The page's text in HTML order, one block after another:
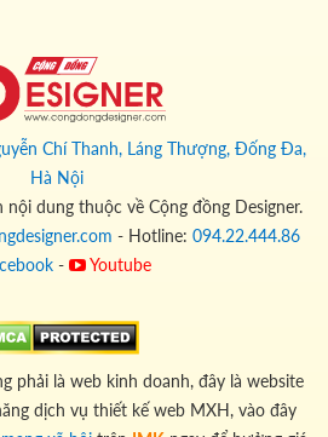
Chí Thanh, Láng Thượng, Đống Đa,
Hà Nội
dung thuộc về Cộng đồng Designer.
- Hotline: 094.22.444.86
- Youtube
phải là web kinh doanh, đây là website
dịch vụ thiết kế web MXH, vào đây